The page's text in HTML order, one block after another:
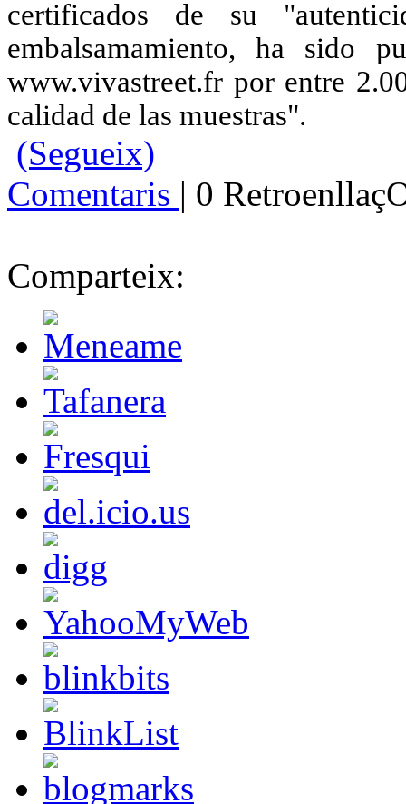
certificados de su
embalsamamiento, ha sido
www.vivastreet.fr por entre
calidad de las muestras".
(Segueix)
Comentaris | 0
Comparteix: